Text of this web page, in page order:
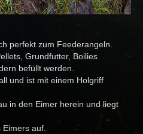
perfekt zum Feederangeln.
Grundfutter, Boilies
befüllt werden.
und ist mit einem Holgriff
in den Eimer herein und liegt
Eimers auf.